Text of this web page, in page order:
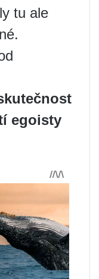
tu ale
egoisty